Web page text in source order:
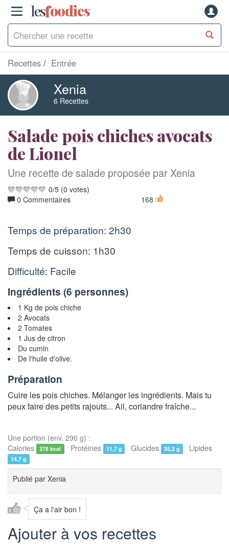
lesfoodies
Recettes Entrée
Xenia
6 Recettes
Salade pois chiches avocats
de Lionel
Une recette de salade proposée par Xenia
0/5 (0 votes)
0 Commentaires
168
Temps de préparation: 2h30
Temps de cuisson: 1h30
Difficulté: Facile
Ingrédients (6 personnes)
1 Kg de pois chiche
2 Avocats
2 Tomates
1 Jus de citron
Du cumin
De l'huile d'olive.
Préparation
Cuire les pois chiches. Mélanger les ingrédients. Mais tu
peux faire des petits rajouts... Ail, coriandre fraîche...
Une portion (env. 290 g) :
Calories
378 kcal Protéines 11,7 g Glucides 35,2 g Lipides
14,7 g
Publié par Xenia
Ça a l'air bon !
Ajouter à vos recettes